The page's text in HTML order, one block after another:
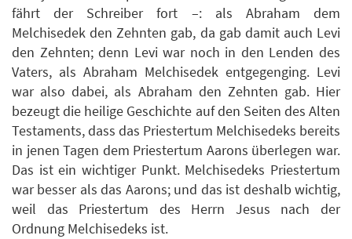
fährt der Schreiber fort –: als Abraham dem
Melchisedek den Zehnten gab, da gab damit auch Levi
den Zehnten; denn Levi war noch in den Lenden des
Vaters, als Abraham Melchisedek entgegenging. Levi
war also dabei, als Abraham den Zehnten gab. Hier
bezeugt die heilige Geschichte auf den Seiten des Alten
Testaments, dass das Priestertum Melchisedeks bereits
in jenen Tagen dem Priestertum Aarons überlegen war.
Das ist ein wichtiger Punkt. Melchisedeks Priestertum
war besser als das Aarons; und das ist deshalb wichtig,
weil das Priestertum des Herrn Jesus nach der
Ordnung Melchisedeks ist.